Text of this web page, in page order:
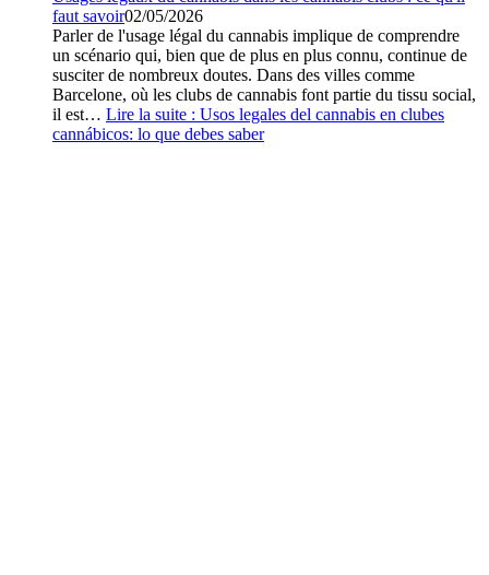
faut savoir02/05/2026
Parler de l'usage légal du cannabis implique de comprendre
un scénario qui, bien que de plus en plus connu, continue de
susciter de nombreux doutes. Dans des villes comme
Barcelone, où les clubs de cannabis font partie du tissu social,
il est… Lire la suite : Usos legales del cannabis en clubes
cannábicos: lo que debes saber